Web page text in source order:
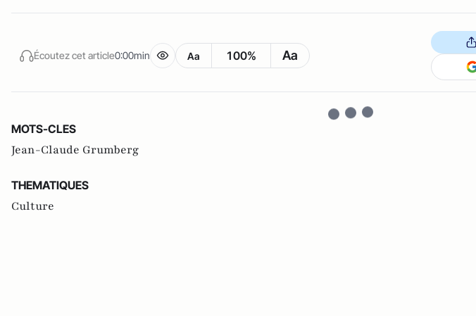
Écoutez cet article0:00min Aa 100% Aa
MOTS-CLES
Jean-Claude Grumberg
THEMATIQUES
Culture